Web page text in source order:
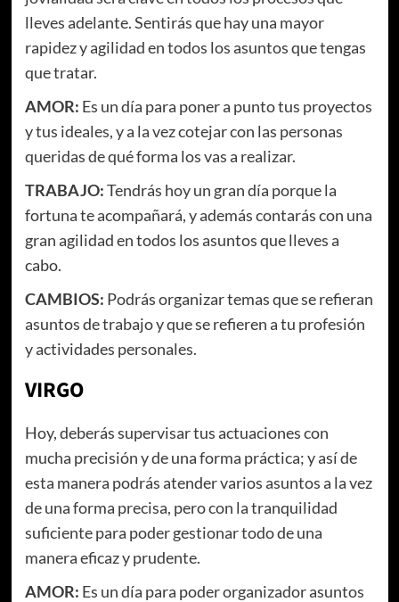
lleves adelante. Sentirás que hay una mayor
rapidez y agilidad en todos los asuntos que tengas
que tratar.
AMOR: Es un día para poner a punto tus proyectos
y tus ideales, y a la vez cotejar con las personas
queridas de qué forma los vas a realizar.
TRABAJO:Tendrás hoy un gran día porque la
fortuna te acompañará, y además contarás con una
gran agilidad en todos los asuntos que lleves a
cabo.
CAMBIOS: Podrás organizar temas que se refieran
asuntos de trabajo y que se refieren a tu profesión
y actividades personales.
VIRGO
Hoy, deberás supervisar tus actuaciones con
mucha precisión y de una forma práctica; y así de
esta manera podrás atender varios asuntos a la vez
de una forma precisa, pero con la tranquilidad
suficiente para poder gestionar todo de una
manera eficaz y prudente.
AMOR: Es un día para poder organizador asuntos